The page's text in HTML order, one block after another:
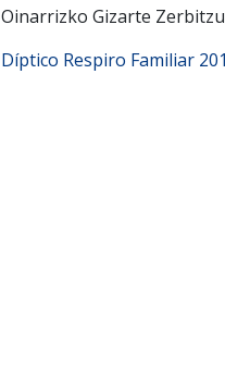
Oinarrizko Gizarte
Díptico Respiro Familiar